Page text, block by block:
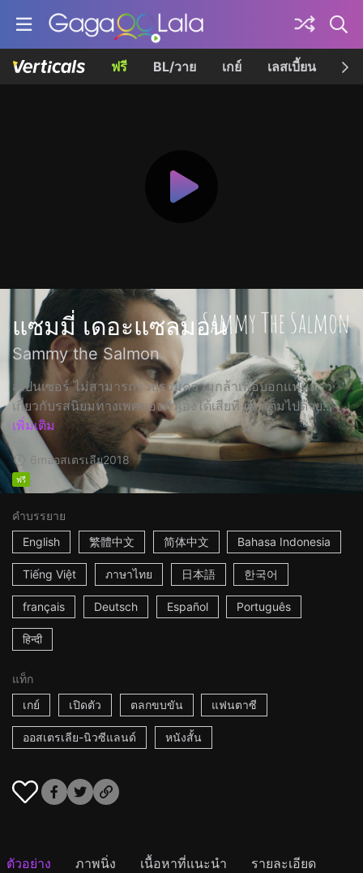
ฟรี BL/วาย เกย์ เลสเบี้ยน เค
แซมมี่ เดอะแซลมอน
Sammy the Salmon
สเปนเซอร์ ไม่สามารถรวบรวมความกล้าเพื่อบอกแฟนสาว
เกี่ยวกับรสนิยมทางเพศของตัวเองได้เสียที เขาเต็มไปด้วย...
เพิ่มเติม
6m ออสเตรเลีย2018
ฟรี
คำบรรยาย
English
繁體中文 简体中文 Bahasa Indonesia
Tiếng Việt ภาษาไทย 日本語 한국어
français Deutsch Español Português
हिन्दी
แท็ก
เกย์
เปิดตัว ตลกขบขัน แฟนตาซี
ออสเตรเลีย-นิวซีแลนด์ หนังสั้น
ตัวอย่าง ภาพนิ่ง เนื้อหาที่แนะนำ รายละเอียด